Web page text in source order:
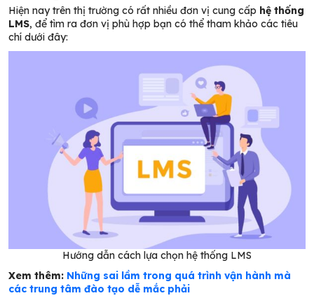
Hiện nay trên thị trường có rất nhiều đơn vị cung cấp hệ thống
LMS, để tìm ra đơn vị phù hợp bạn có thể tham khảo các tiêu
chí dưới đây:
Hướng dẫn cách lựa chọn hệ thống LMS
Xem thêm: Những sai lầm trong quá trình vận hành mà
các trung tâm đào tạo dễ mắc phải